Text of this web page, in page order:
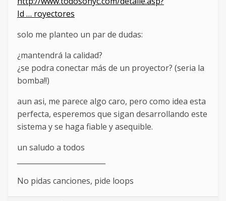
Id … royectores
solo me planteo un par de dudas:
¿mantendrá la calidad?
¿se podra conectar más de un proyector? (seria la
bomba!!)
aun asi, me parece algo caro, pero como idea esta
perfecta, esperemos que sigan desarrollando este
sistema y se haga fiable y asequible.
un saludo a todos
No pidas canciones, pide loops